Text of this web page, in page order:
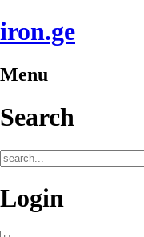
iron.ge
Menu
Search
Login